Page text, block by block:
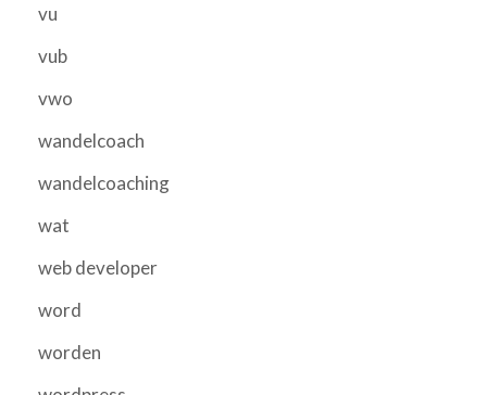
vu
vub
vwo
wandelcoach
wandelcoaching
wat
web developer
word
worden